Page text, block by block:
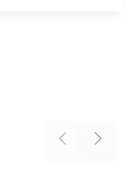
Previous Next